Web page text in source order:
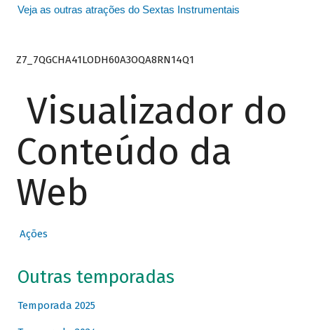
Veja as outras atrações do Sextas Instrumentais
Z7_7QGCHA41LODH60A3OQA8RN14Q1
Visualizador do
Conteúdo da
Web
Ações
Outras temporadas
Temporada 2025